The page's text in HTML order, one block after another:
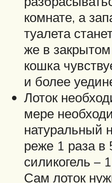
комнате, а
туалета
же в
кошка
и более
Лоток
мере
натуральный
реже 1 раза в
силикогель –
Сам лоток